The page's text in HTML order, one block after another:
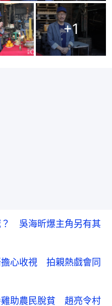
+1
？ 吳海昕爆主角另有其
擔心收視 拍親熱戲會同
雞助農民脫貧 趙亮令村